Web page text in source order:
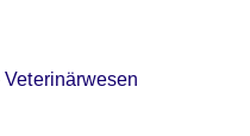
Veterinärwesen